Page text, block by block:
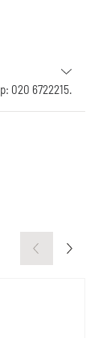
020 6722215.